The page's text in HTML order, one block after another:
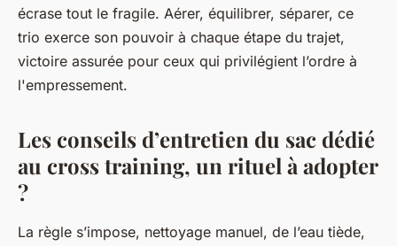
écrase tout le fragile. Aérer, équilibrer, séparer, ce
trio exerce son pouvoir à chaque étape du trajet,
victoire assurée pour ceux qui privilégient l’ordre à
l'empressement.
Les conseils d’entretien du sac dédié
au cross training, un rituel à adopter
?
La règle s’impose, nettoyage manuel, de l’eau tiède,